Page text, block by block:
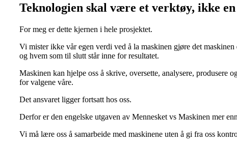
Teknologien skal være et verktøy, ikke
For meg er dette kjernen i hele prosjektet.
Vi mister ikke vår egen verdi ved å la maskinen gjøre det
og hvem som til slutt står inne for resultatet.
Maskinen kan hjelpe oss å skrive, oversette, analysere, produsere
for valgene våre.
Det ansvaret ligger fortsatt hos oss.
Derfor er den engelske utgaven av Mennesket vs Maskinen mer
Vi må lære oss å samarbeide med maskinene uten å gi fra oss